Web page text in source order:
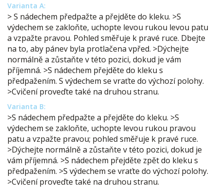
Varianta A:
> S nádechem předpažte a přejděte do kleku. >S
výdechem se zakloňte, uchopte levou rukou levou patu
a vzpažte pravou. Pohled směřuje k pravé ruce. Dbejte
na to, aby pánev byla protlačena vpřed. >Dýchejte
normálně a zůstaňte v této pozici, dokud je vám
příjemná. >S nádechem přejděte do kleku s
předpažením. S výdechem se vraťte do výchozí polohy.
>Cvičení proveďte také na druhou stranu.
Varianta B:
>S nádechem předpažte a přejděte do kleku. >S
výdechem se zakloňte, uchopte levou rukou pravou
patu a vzpažte pravou; pohled směřuje k pravé ruce.
>Dýchejte normálně a zůstaňte v této pozici, dokud je
vám příjemná. >S nádechem přejděte zpět do kleku s
předpažením. >S výdechem se vraťte do výchozí polohy.
>Cvičení proveďte také na druhou stranu.